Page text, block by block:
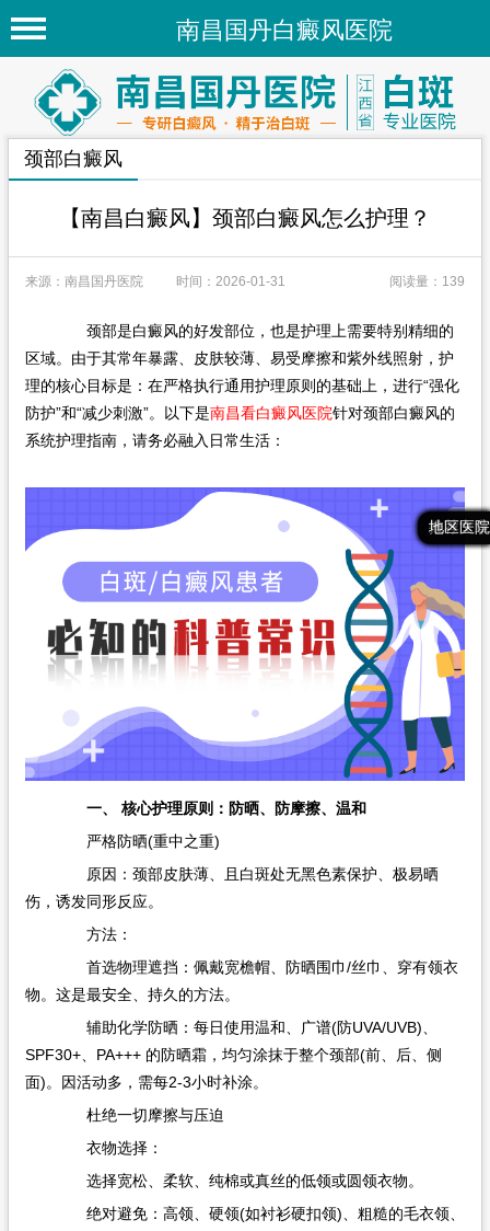
南昌国丹白癜风医院
首页
医院简介
医院新闻
专家团队
先进技术
白癜风常识
白癜风人群
白癜风部位
最新文章
热门文章
推荐文章
地区医院
颈部白癜风
【南昌白癜风】颈部白癜风怎么护理？
来源：南昌国丹医院 时间：2026-01-31 阅读量：139
颈部是白癜风的好发部位，也是护理上需要特别精细的
区域。由于其常年暴露、皮肤较薄、易受摩擦和紫外线照射，护
理的核心目标是：在严格执行通用护理原则的基础上，进行“强化
防护”和“减少刺激”。以下是南昌看白癜风医院针对颈部白癜风的
系统护理指南，请务必融入日常生活：
一、 核心护理原则：防晒、防摩擦、温和
严格防晒(重中之重)
原因：颈部皮肤薄、且白斑处无黑色素保护、极易晒
伤，诱发同形反应。
方法：
首选物理遮挡：佩戴宽檐帽、防晒围巾/丝巾、穿有领衣
物。这是最安全、持久的方法。
辅助化学防晒：每日使用温和、广谱(防UVA/UVB)、
SPF30+、PA+++​ 的防晒霜，均匀涂抹于整个颈部(前、后、侧
面)。因活动多，需每2-3小时补涂。
杜绝一切摩擦与压迫
衣物选择：
选择宽松、柔软、纯棉或真丝的低领或圆领衣物。
绝对避免：高领、硬领(如衬衫硬扣领)、粗糙的毛衣领、